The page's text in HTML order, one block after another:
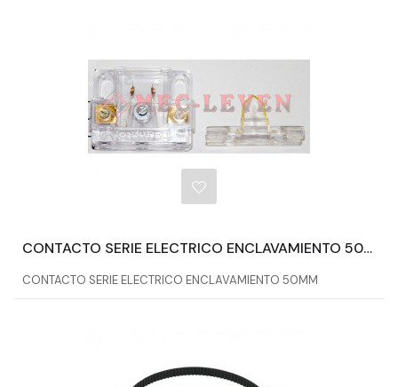
CONTACTO SERIE ELECTRICO ENCLAVAMIENTO 50MM
CONTACTO SERIE ELECTRICO ENCLAVAMIENTO 50MM